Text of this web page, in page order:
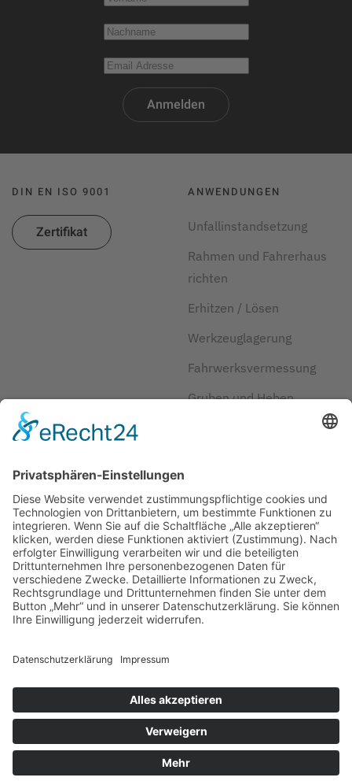
Anmelden
DIN EN ISO 9001
Zertifikat
ANWENDUNGEN
Unfallinstandsetzung
Rahmen und Fahrerhaus
richten
Erhitzen / Lösen
Werkzeuglagerung
Fahrwerksvermessung
Gruben und Heben
JOSAM
Über JOSAM
Kontakt
FAQ
Datenschutz Cookie‑Einstellungen